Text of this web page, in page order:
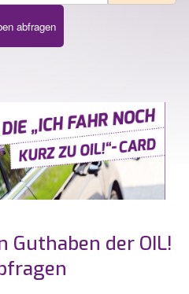
abfragen
Guthaben der OIL!